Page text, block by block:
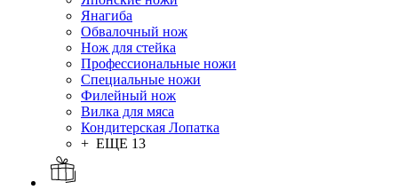
Янагиба
Обвалочный нож
Нож для стейка
Профессиональные ножи
Специальные ножи
Филейный нож
Вилка для мяса
Кондитерская Лопатка
+ ЕЩЕ 13